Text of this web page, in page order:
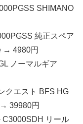
SHIMANO
純正スペア
→ 4980円
ノーマルギア
クエスト BFS HG
39980円
C3000SDH リール